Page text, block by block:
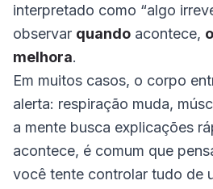
interpretado como “algo
observar quando acontece,
melhora.
Em muitos casos, o corpo
alerta: respiração muda,
a mente busca explicações
acontece, é comum que
você tente controlar tudo de